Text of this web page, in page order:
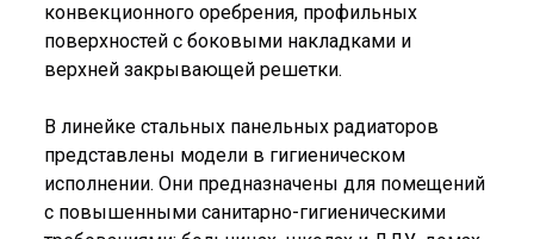
конвекционного оребрения, профильных
поверхностей с боковыми накладками и
верхней закрывающей решетки.
В линейке стальных панельных радиаторов
представлены модели в гигиеническом
исполнении. Они предназначены для помещений
с повышенными санитарно-гигиеническими